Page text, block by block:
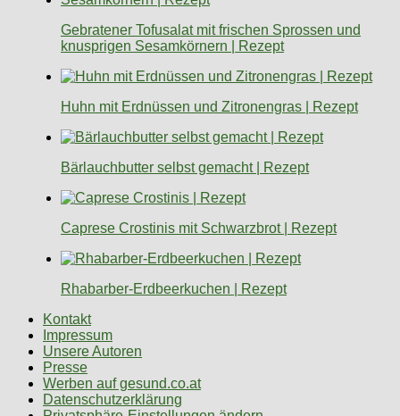
Gebratener Tofusalat mit frischen Sprossen und
knusprigen Sesamkörnern | Rezept
Huhn mit Erdnüssen und Zitronengras | Rezept
Bärlauchbutter selbst gemacht | Rezept
Caprese Crostinis mit Schwarzbrot | Rezept
Rhabarber-Erdbeerkuchen | Rezept
Kontakt
Impressum
Unsere Autoren
Presse
Werben auf gesund.co.at
Datenschutzerklärung